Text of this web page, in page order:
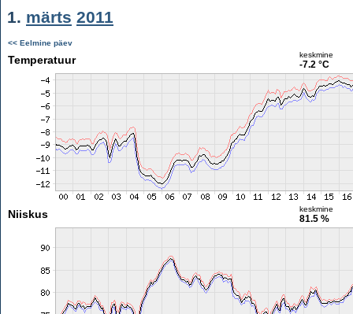
1. märts 2011
<< Eelmine päev
Temperatuur keskmine
-7.2 °C
Niiskus keskmine
81.5 %